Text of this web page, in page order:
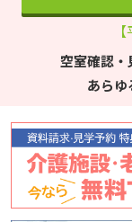
空室確認・
あらゆ